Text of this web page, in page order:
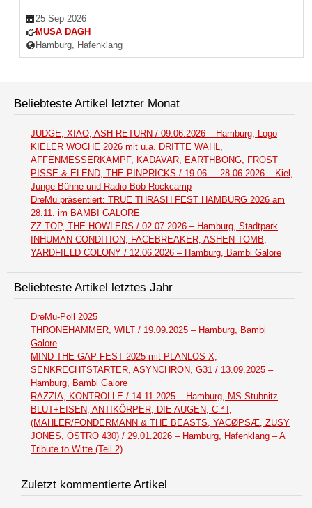
25 Sep 2026
MUSA DAGH
Hamburg, Hafenklang
Beliebteste Artikel letzter Monat
JUDGE, XIAO, ASH RETURN / 09.06.2026 – Hamburg, Logo
KIELER WOCHE 2026 mit u.a. DRITTE WAHL,
AFFENMESSERKAMPF, KADAVAR, EARTHBONG, FROST
PISSE & ELEND, THE PINPRICKS / 19.06. – 28.06.2026 – Kiel,
Junge Bühne und Radio Bob Rockcamp
DreMu präsentiert: TRUE THRASH FEST HAMBURG 2026 am
28.11. im BAMBI GALORE
ZZ TOP, THE HOWLERS / 02.07.2026 – Hamburg, Stadtpark
INHUMAN CONDITION, FACEBREAKER, ASHEN TOMB,
YARDFIELD COLONY / 12.06.2026 – Hamburg, Bambi Galore
Beliebteste Artikel letztes Jahr
DreMu-Poll 2025
THRONEHAMMER, WILT / 19.09.2025 – Hamburg, Bambi
Galore
MIND THE GAP FEST 2025 mit PLANLOS X,
SENKRECHTSTARTER, ASYNCHRON, G31 / 13.09.2025 –
Hamburg, Bambi Galore
RAZZIA, KONTROLLE / 14.11.2025 – Hamburg, MS Stubnitz
BLUT+EISEN, ANTIKÖRPER, DIE AUGEN, C ³ I,
(MAHLER/FONDERMANN & THE BEASTS, YACØPSÆ, ZUSY
JONES, ÖSTRO 430) / 29.01.2026 – Hamburg, Hafenklang – A
Tribute to Witte (Teil 2)
Zuletzt kommentierte Artikel